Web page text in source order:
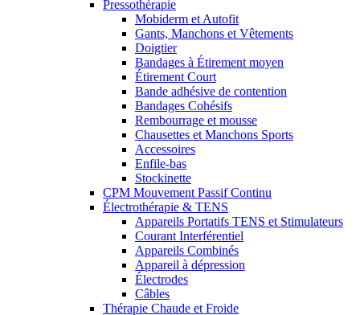
Pressothérapie
Mobiderm et Autofit
Gants, Manchons et Vêtements
Doigtier
Bandages à Étirement moyen
Étirement Court
Bande adhésive de contention
Bandages Cohésifs
Rembourrage et mousse
Chausettes et Manchons Sports
Accessoires
Enfile-bas
Stockinette
CPM Mouvement Passif Continu
Électrothérapie & TENS
Appareils Portatifs TENS et Stimulateurs
Courant Interférentiel
Appareils Combinés
Appareil à dépression
Électrodes
Câbles
Thérapie Chaude et Froide